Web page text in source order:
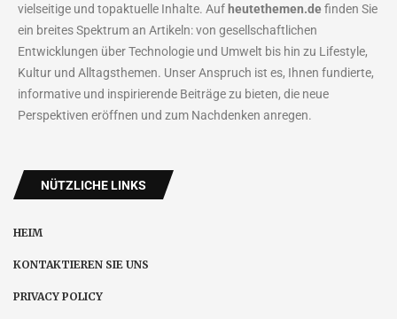
vielseitige und topaktuelle Inhalte. Aufheutethemen.definden Sie
ein breites Spektrum an Artikeln: von gesellschaftlichen
Entwicklungen über Technologie und Umwelt bis hin zu Lifestyle,
Kultur und Alltagsthemen. Unser Anspruch ist es, Ihnen fundierte,
informative und inspirierende Beiträge zu bieten, die neue
Perspektiven eröffnen und zum Nachdenken anregen.
NÜTZLICHE LINKS
HEIM
KONTAKTIEREN SIE UNS
PRIVACY POLICY